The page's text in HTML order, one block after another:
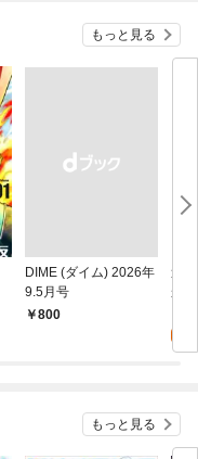
もっと見る
DIME (ダイム) 2026年
9.5月号
￥800
追
か
れ
（
もっと見る